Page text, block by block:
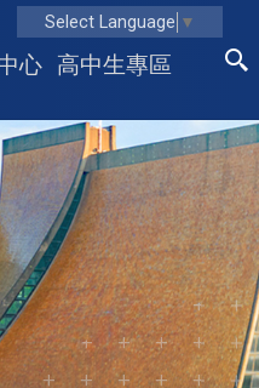
Select Language ▼
心 高中生專區